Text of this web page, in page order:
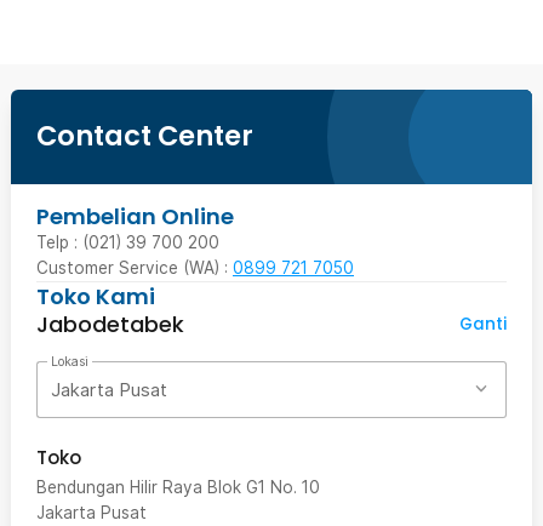
Contact Center
Pembelian Online
Telp : (021) 39 700 200
Customer Service (WA) : 0899 721 7050
Toko Kami
Jabodetabek
Ganti
Lokasi
Jakarta Pusat
Toko
Bendungan Hilir Raya Blok G1 No. 10
Jakarta Pusat